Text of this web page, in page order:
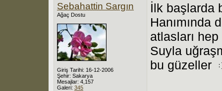
Sebahattin Sargın
Ağaç Dostu
Giriş Tarihi: 16-12-2006
Şehir: Sakarya
Mesajlar: 4,157
Galeri: 345
İlk başlarda
Hanımında
atlasları
Suyla
bu güzeller